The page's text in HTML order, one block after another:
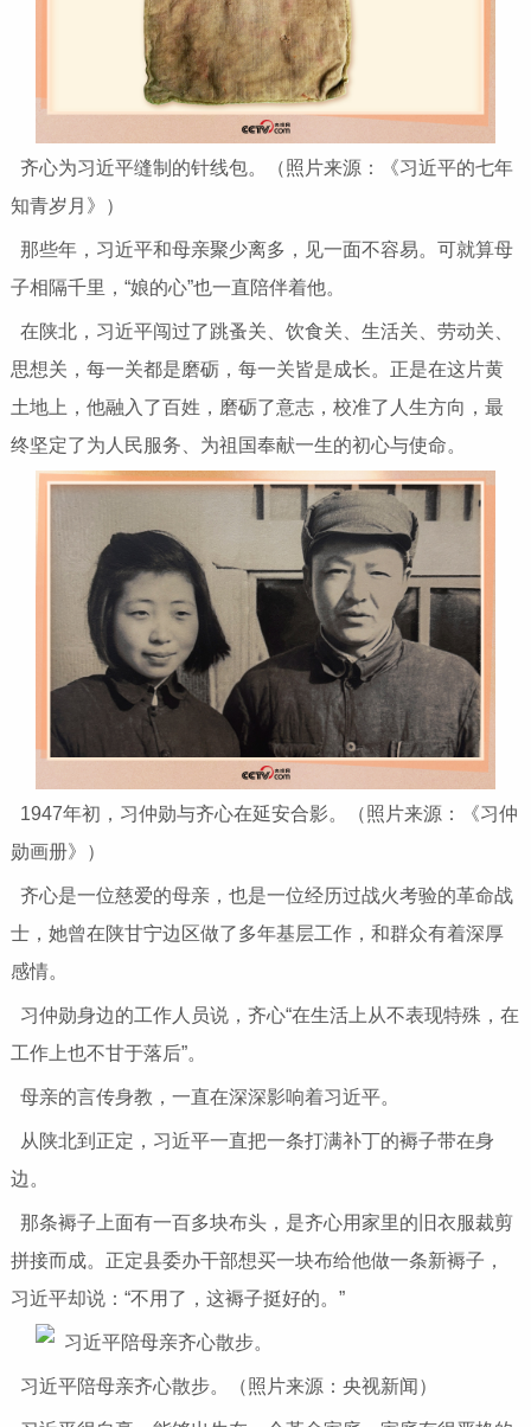
齐心为习近平缝制的针线包。（照片来源：《习近平的七年
知青岁月》）
那些年，习近平和母亲聚少离多，见一面不容易。可就算母
子相隔千里，“娘的心”也一直陪伴着他。
在陕北，习近平闯过了跳蚤关、饮食关、生活关、劳动关、
思想关，每一关都是磨砺，每一关皆是成长。正是在这片黄
土地上，他融入了百姓，磨砺了意志，校准了人生方向，最
终坚定了为人民服务、为祖国奉献一生的初心与使命。
1947年初，习仲勋与齐心在延安合影。（照片来源：《习仲
勋画册》）
齐心是一位慈爱的母亲，也是一位经历过战火考验的革命战
士，她曾在陕甘宁边区做了多年基层工作，和群众有着深厚
感情。
习仲勋身边的工作人员说，齐心“在生活上从不表现特殊，在
工作上也不甘于落后”。
母亲的言传身教，一直在深深影响着习近平。
从陕北到正定，习近平一直把一条打满补丁的褥子带在身
边。
那条褥子上面有一百多块布头，是齐心用家里的旧衣服裁剪
拼接而成。正定县委办干部想买一块布给他做一条新褥子，
习近平却说：“不用了，这褥子挺好的。”
习近平陪母亲齐心散步。（照片来源：央视新闻）